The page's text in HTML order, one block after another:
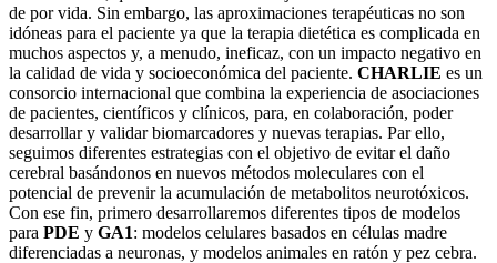
de por vida. Sin embargo, las aproximaciones terapéuticas no son
idóneas para el paciente ya que la terapia dietética es complicada en
muchos aspectos y, a menudo, ineficaz, con un impacto negativo en
la calidad de vida y socioeconómica del paciente. CHARLIE es un
consorcio internacional que combina la experiencia de asociaciones
de pacientes, científicos y clínicos, para, en colaboración, poder
desarrollar y validar biomarcadores y nuevas terapias. Par ello,
seguimos diferentes estrategias con el objetivo de evitar el daño
cerebral basándonos en nuevos métodos moleculares con el
potencial de prevenir la acumulación de metabolitos neurotóxicos.
Con ese fin, primero desarrollaremos diferentes tipos de modelos
para PDE y GA1: modelos celulares basados en células madre
diferenciadas a neuronas, y modelos animales en ratón y pez cebra.